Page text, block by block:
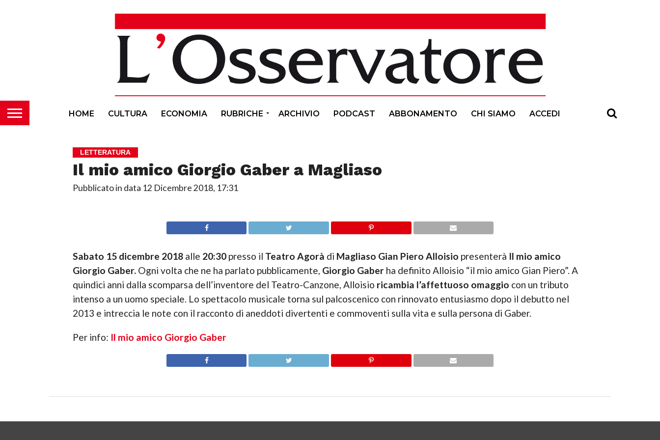
HOME CULTURA ECONOMIA RUBRICHE ARCHIVIO PODCAST ABBONAMENTO CHI SIAMO ACCEDI
LETTERATURA
Il mio amico Giorgio Gaber a Magliaso
Pubblicato in data 12 Dicembre 2018, 17:31
Sabato 15 dicembre 2018alle 20:30presso il Teatro Agorà di Magliaso Gian Piero Alloisio presenterà Il mio amico
Giorgio Gaber.Ogni volta che ne ha parlato pubblicamente, Giorgio Gaberha definito Alloisio “il mio amico Gian Piero”. A
quindici anni dalla scomparsa dell’inventore del Teatro-Canzone, Alloisio ricambia l’affettuoso omaggio con un tributo
intenso a un uomo speciale. Lo spettacolo musicale torna sul palcoscenico con rinnovato entusiasmo dopo il debutto nel
2013 e intreccia le note con il racconto di aneddoti divertenti e commoventi sulla vita e sulla persona di Gaber.
Per info: Il mio amico Giorgio Gaber